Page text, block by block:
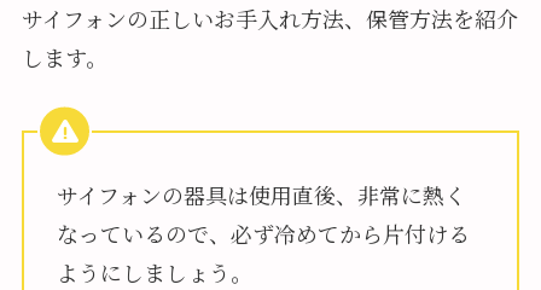
サイフォンの正しいお手入れ方法、保管方法を紹介
します。
サイフォンの器具は使用直後、非常に熱く
なっているので、必ず冷めてから片付ける
ようにしましょう。